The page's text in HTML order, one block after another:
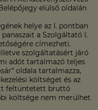
elülső oldalán
helye az I. pontban
a Szolgáltató I.
címezheti.
szolgáltatásért járó
adót tartalmazó teljes
oldala tartalmazza,
költséget és az
feltüntetett bruttó
költsége nem merülhet